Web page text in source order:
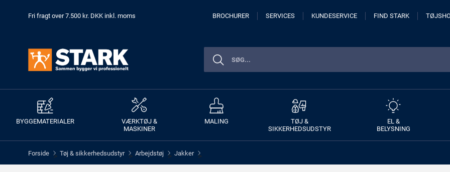
Fri fragt over 7.500 kr. DKK inkl. moms BROCHURER SERVICES KUNDESERVICE FIND STARK
BYGGEMATERIALER
VÆRKTØJ &
MASKINER
MALING
TØJ &
SIKKERHEDSUDSTYR
EL &
BELYSNING
Forside > Tøj & sikkerhedsudstyr > Arbejdstøj > Jakker >